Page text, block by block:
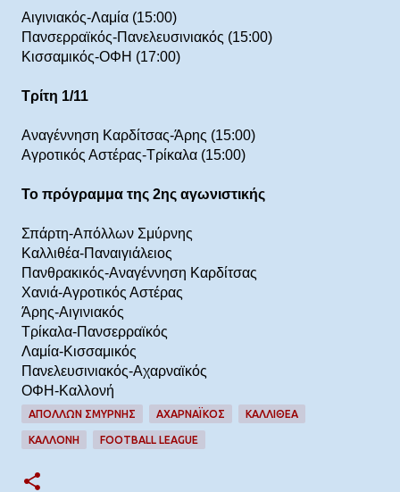
Αιγινιακός-Λαμία (15:00)
Πανσερραϊκός-Πανελευσινιακός (15:00)
Κισσαμικός-ΟΦΗ (17:00)
Τρίτη 1/11
Αναγέννηση Καρδίτσας-Άρης (15:00)
Αγροτικός Αστέρας-Τρίκαλα (15:00)
Το πρόγραμμα της 2ης αγωνιστικής
Σπάρτη-Απόλλων Σμύρνης
Καλλιθέα-Παναιγιάλειος
Πανθρακικός-Αναγέννηση Καρδίτσας
Χανιά-Αγροτικός Αστέρας
Άρης-Αιγινιακός
Τρίκαλα-Πανσερραϊκός
Λαμία-Κισσαμικός
Πανελευσινιακός-Αχαρναϊκός
ΟΦΗ-Καλλονή
ΑΠΟΛΛΩΝ ΣΜΥΡΝΗΣ ΑΧΑΡΝΑΪΚΟΣ ΚΑΛΛΙΘΕΑ
ΚΑΛΛΟΝΗ FOOTBALL LEAGUE